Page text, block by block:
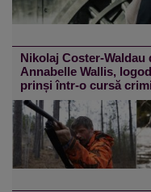
Nikolaj Coster-
Annabelle Wallis,
prinși într-o cursă